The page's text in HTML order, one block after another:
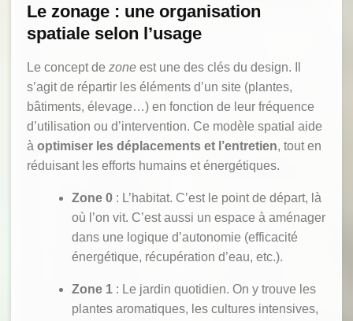
Le zonage : une organisation
spatiale selon l’usage
Le concept de zone est une des clés du design. Il
s’agit de répartir les éléments d’un site (plantes,
bâtiments, élevage…) en fonction de leur fréquence
d’utilisation ou d’intervention. Ce modèle spatial aide
à optimiser les déplacements et l’entretien, tout en
réduisant les efforts humains et énergétiques.
Zone 0: L’habitat. C’est le point de départ, là
où l’on vit. C’est aussi un espace à aménager
dans une logique d’autonomie (efficacité
énergétique, récupération d’eau, etc.).
Zone 1: Le jardin quotidien. On y trouve les
plantes aromatiques, les cultures intensives,